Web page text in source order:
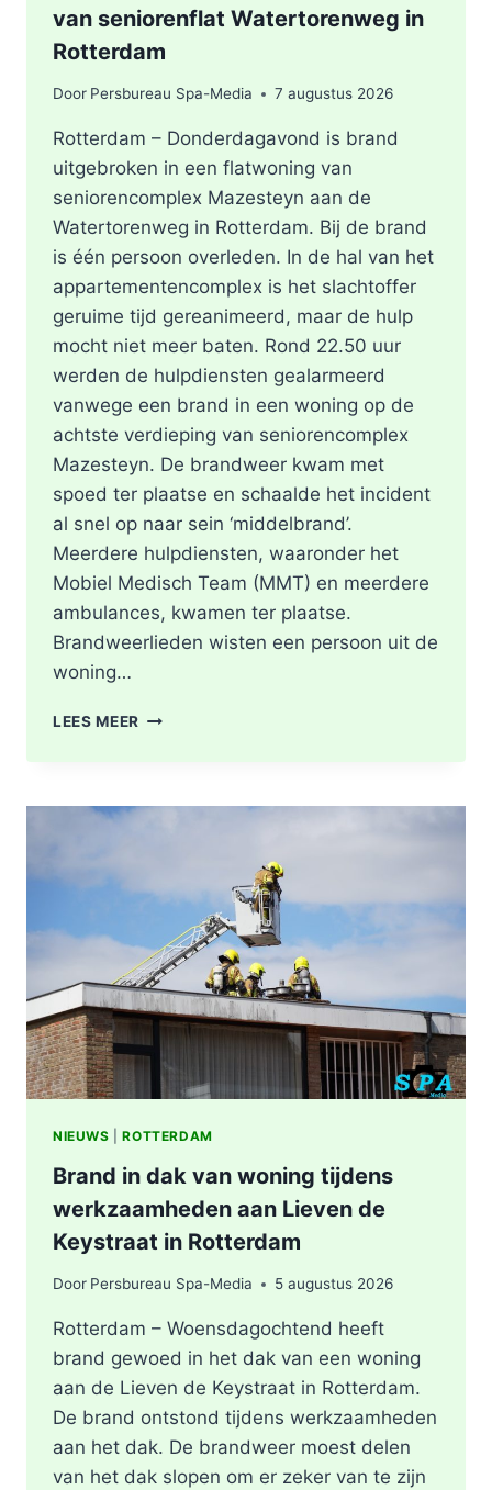
van seniorenflat Watertorenweg in
Rotterdam
Door Persbureau Spa-Media 7 augustus 2026
Rotterdam – Donderdagavond is brand
uitgebroken in een flatwoning van
seniorencomplex Mazesteyn aan de
Watertorenweg in Rotterdam. Bij de brand
is één persoon overleden. In de hal van het
appartementencomplex is het slachtoffer
geruime tijd gereanimeerd, maar de hulp
mocht niet meer baten. Rond 22.50 uur
werden de hulpdiensten gealarmeerd
vanwege een brand in een woning op de
achtste verdieping van seniorencomplex
Mazesteyn. De brandweer kwam met
spoed ter plaatse en schaalde het incident
al snel op naar sein ‘middelbrand’.
Meerdere hulpdiensten, waaronder het
Mobiel Medisch Team (MMT) en meerdere
ambulances, kwamen ter plaatse.
Brandweerlieden wisten een persoon uit de
woning…
LEES MEER DODE
WONING
SENIORENFLAT
WATERTORENWEG
IN
ROTTERDAM
NIEUWS |ROTTERDAM
Brand in dak van woning tijdens
werkzaamheden aan Lieven de
Keystraat in Rotterdam
Door Persbureau Spa-Media 5 augustus 2026
Rotterdam – Woensdagochtend heeft
brand gewoed in het dak van een woning
aan de Lieven de Keystraat in Rotterdam.
De brand ontstond tijdens werkzaamheden
aan het dak. De brandweer moest delen
van het dak slopen om er zeker van te zijn